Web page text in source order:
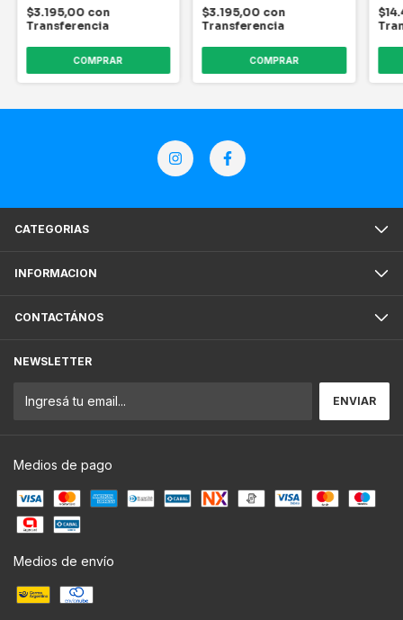
$3.195,00 con
Transferencia
$3.195,00 con
Transferencia
CATEGORIAS
INFORMACION
CONTACTÁNOS
NEWSLETTER
Medios de pago
Medios de envío